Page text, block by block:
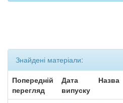
Знайдені матеріали:
Попередній
перегляд
Дата
випуску
Назва